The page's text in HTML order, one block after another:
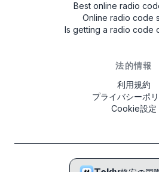
Best online radio
Online radio code
Is getting a radio code
法的情報
利用規約
プライバシーポ
Cookie設定